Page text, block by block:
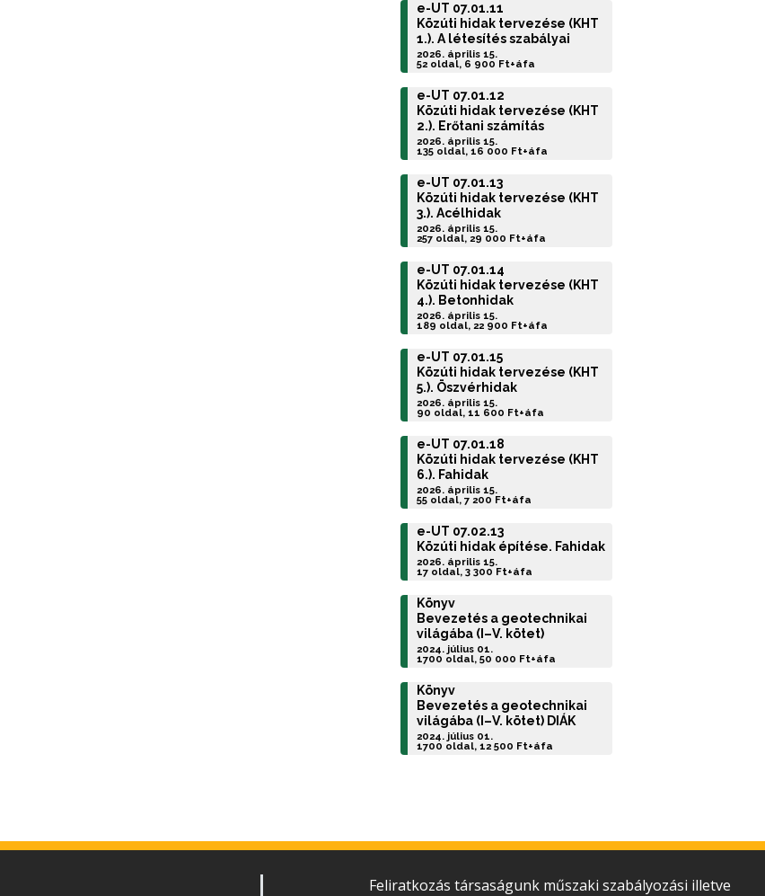
e-UT 07.01.11
Közúti hidak tervezése (KHT
1.). A létesítés szabályai
2026. április 15.
52 oldal, 6 900 Ft+áfa
e-UT 07.01.12
Közúti hidak tervezése (KHT
2.). Erőtani számítás
2026. április 15.
135 oldal, 16 000 Ft+áfa
e-UT 07.01.13
Közúti hidak tervezése (KHT
3.). Acélhidak
2026. április 15.
257 oldal, 29 000 Ft+áfa
e-UT 07.01.14
Közúti hidak tervezése (KHT
4.). Betonhidak
2026. április 15.
189 oldal, 22 900 Ft+áfa
e-UT 07.01.15
Közúti hidak tervezése (KHT
5.). Öszvérhidak
2026. április 15.
90 oldal, 11 600 Ft+áfa
e-UT 07.01.18
Közúti hidak tervezése (KHT
6.). Fahidak
2026. április 15.
55 oldal, 7 200 Ft+áfa
e-UT 07.02.13
Közúti hidak építése. Fahidak
2026. április 15.
17 oldal, 3 300 Ft+áfa
Könyv
Bevezetés a geotechnikai
világába (I–V. kötet)
2024. július 01.
1700 oldal, 50 000 Ft+áfa
Könyv
Bevezetés a geotechnikai
világába (I–V. kötet) DIÁK
2024. július 01.
1700 oldal, 12 500 Ft+áfa
Feliratkozás társaságunk műszaki szabályozási illetve